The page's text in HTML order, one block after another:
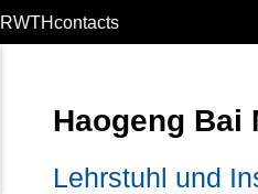
RWTHcontacts
Haogeng Bai
Lehrstuhl und